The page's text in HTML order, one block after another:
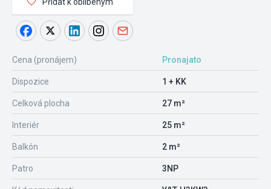
Cena (pronájem) Pronajato
Dispozice 1 + KK
Celková plocha 27 m²
Interiér 25 m²
Balkón 2 m²
Patro 3NP